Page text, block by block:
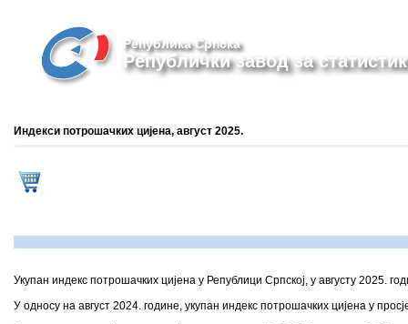
Република Српска
Републички завод за
Индекси потрошачких цијена, август 2025.
Укупан индекс потрошачких цијена у Републици Српској, у августу 2025.
У односу на август 2024. године, укупан индекс потрошачких цијена у